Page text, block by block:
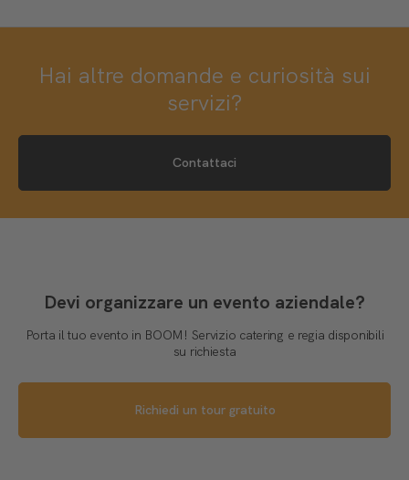
Hai altre domande e curiosità sui
servizi?
Contattaci
Devi organizzare un evento aziendale?
Porta il tuo evento in BOOM! Servizio catering e regia disponibili
su richiesta
Richiedi un tour gratuito